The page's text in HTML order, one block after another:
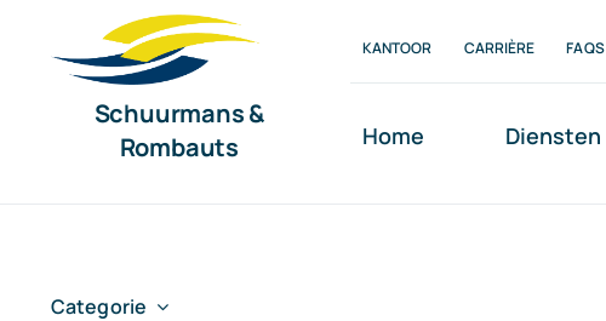
Schuurmans &
Rombauts
KANTOOR CARRIÈRE FAQS
Home Diensten
Categorie